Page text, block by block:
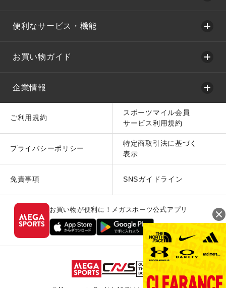
便利なサービス・機能
お買い物ガイド
企業情報
ご利用規約
スポーツマイル会員
サービス利用規約
プライバシーポリシー
特定商取引法に基づく
表示
免責事項 SNSガイドライン
お買い物が便利に！メガスポーツ公式アプリ